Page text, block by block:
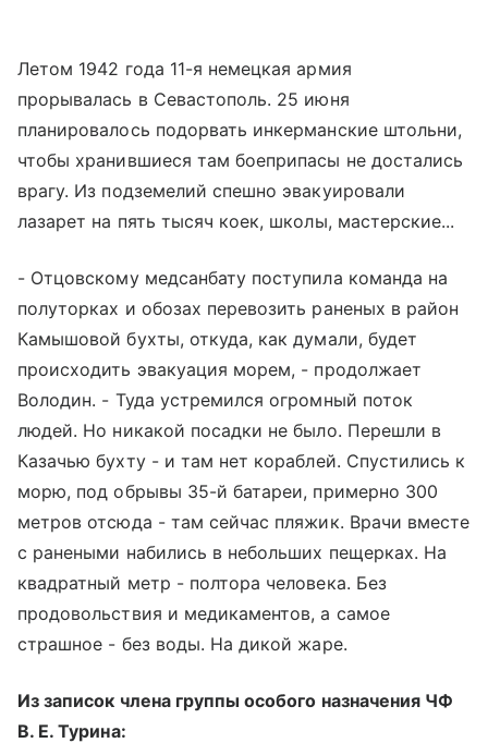
Летом 1942 года 11-я немецкая армия
прорывалась в Севастополь. 25 июня
планировалось подорвать инкерманские штольни,
чтобы хранившиеся там боеприпасы не достались
врагу. Из подземелий спешно эвакуировали
лазарет на пять тысяч коек, школы, мастерские...
- Отцовскому медсанбату поступила команда на
полуторках и обозах перевозить раненых в район
Камышовой бухты, откуда, как думали, будет
происходить эвакуация морем, - продолжает
Володин. - Туда устремился огромный поток
людей. Но никакой посадки не было. Перешли в
Казачью бухту - и там нет кораблей. Спустились к
морю, под обрывы 35-й батареи, примерно 300
метров отсюда - там сейчас пляжик. Врачи вместе
с ранеными набились в небольших пещерках. На
квадратный метр - полтора человека. Без
продовольствия и медикаментов, а самое
страшное - без воды. На дикой жаре.
Из записок члена группы особого назначения ЧФ
В. Е. Турина: